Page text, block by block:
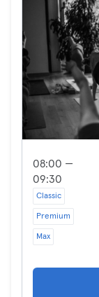
08:00 —
09:30
Classic
Premium
Max